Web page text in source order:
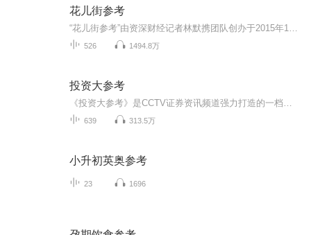
花儿街参考
526 1494.8万
投资大参考
639 313.5万
小升初英奥参考
23 1696